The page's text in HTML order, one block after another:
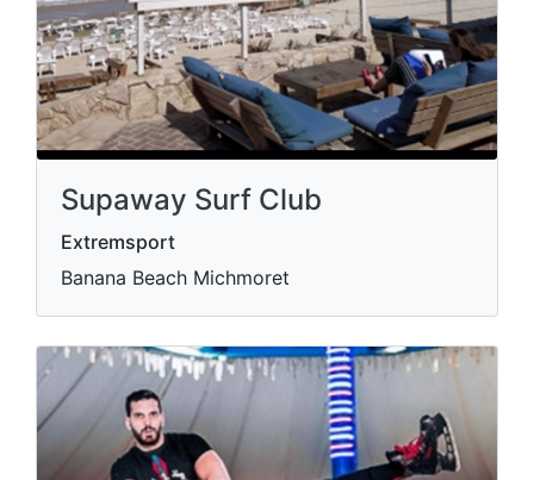
Supaway Surf Club
Extremsport
Banana Beach Michmoret